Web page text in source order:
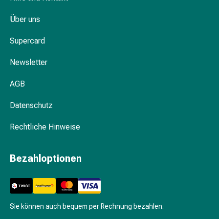
die
&
Tönungen
Färbungen
Haarstyling
Haarwasser
Vitality
Über uns
Supercard
Newsletter
AGB
Datenschutz
Rechtliche Hinweise
Bezahloptionen
Sie können auch bequem per Rechnung bezahlen.